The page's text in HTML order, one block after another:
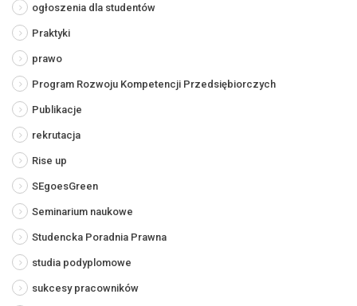
ogłoszenia dla studentów
Praktyki
prawo
Program Rozwoju Kompetencji Przedsiębiorczych
Publikacje
rekrutacja
Rise up
SEgoesGreen
Seminarium naukowe
Studencka Poradnia Prawna
studia podyplomowe
sukcesy pracowników